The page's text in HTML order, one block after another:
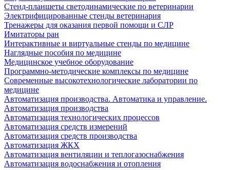
Стенд-планшеты светодинамические по ветеринарии
Электрифицированные стенды ветеринария
Тренажеры для оказания первой помощи и СЛР
Имитаторы ран
Интерактивные и виртуальные стенды по медицине
Наглядные пособия по медицине
Медицинское учебное оборудование
Программно-методические комплексы по медицине
Современные высокотехнологические лаборатории по
медицине
Автоматизация производства. Автоматика и управление.
Автоматизация производства
Автоматизация технологических процессов
Автоматизация средств измерений
Автоматизация средств производства
Автоматизация ЖКХ
Автоматизация вентиляции и теплогазоснабжения
Автоматизация водоснабжения и отопления